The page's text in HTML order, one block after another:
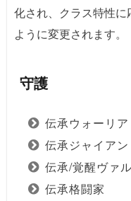
化され、クラス特性
ように変更されます。
守護
伝承ウォーリア
伝承ジャイアン
伝承/覚醒ヴァ
伝承格闘家